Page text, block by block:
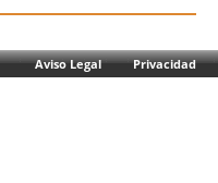
Aviso Legal Privacidad